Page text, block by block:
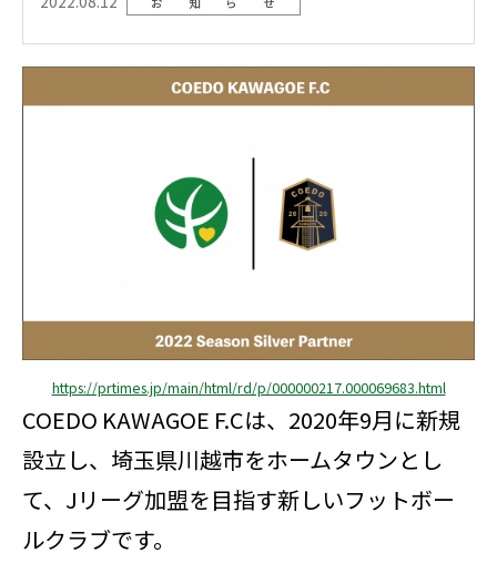
https://prtimes.jp/main/html/rd/p/000000217.000069683.html
COEDO KAWAGOE F.Cは、2020年9月に新規
設立し、埼玉県川越市をホームタウンとし
て、Jリーグ加盟を目指す新しいフットボー
ルクラブです。